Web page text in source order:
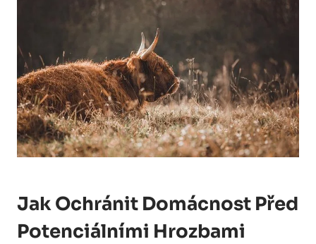
Jak Ochránit Domácnost Před
Potenciálními Hrozbami